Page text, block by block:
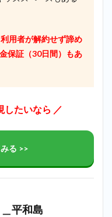
用者が解約せず諦め
保証（30日間）もあ
したいなら ／
る >>
平和島